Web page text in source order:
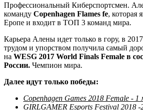
Профессиональный Киберспортсмен.
команду Copenhagen Flames fe, которая
Еропе и входит в ТОП 3 команд мира.
Карьера Алены идет только в гору, в
трудом и упорством получила самый
на WESG 2017 World Finals Female в
России. Чемпион мира.
Далее идут только победы:
Copenhagen Games 2018 Female - 1
GIRLGAMER Esports Festival 2018